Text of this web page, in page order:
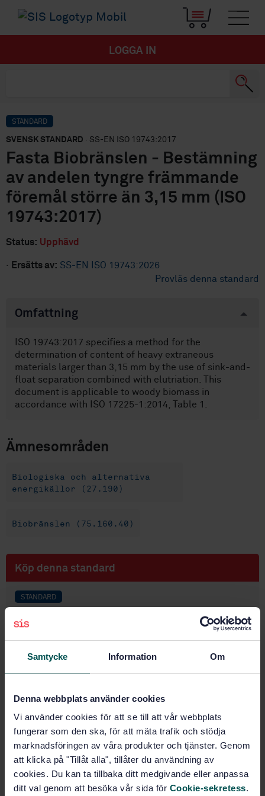
Samtycke Information Om
Denna webbplats använder cookies
Vi använder cookies för att se till att vår webbplats
fungerar som den ska, för att mäta trafik och stödja
marknadsföringen av våra produkter och tjänster. Genom
att klicka på "Tillåt alla", tillåter du användning av
cookies. Du kan ta tillbaka ditt medgivande eller anpassa
ditt val genom att besöka vår sida för Cookie-sekretess.
LOGGA IN
STANDARD
SVENSK STANDARD · SS-EN ISO 19743:2017
Fasta Biobränslen - Bestämning
av andelen tyngre främmande
föremål större än 3,15 mm (ISO
19743:2017)
Status: Upphävd
· Ersätts av: SS-EN ISO 19743:2026
Provläs denna standard
Omfattning
ISO 19743:2017 specifies a method for the
determination of content of heavy extraneous
materials larger than 3,15 mm by the use of sink-and-
float separation combined with elutriation. This
document is applicable to woody biomass in
accordance with ISO 17225-1:2014, Table 1.
Ämnesområden
Biologiska och alternativa
energikällor (27.190)
Biobränslen (75.160.40)
Köp denna standard
STANDARD
Fasta Biobränslen - Bestämning av andelen tyngre
främmande föremål större än 3,15 mm (ISO
19743:2017)
PDF
Lägg i varukorgen
Fler alternativ